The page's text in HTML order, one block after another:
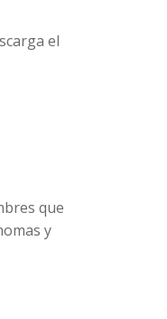
el
que
y